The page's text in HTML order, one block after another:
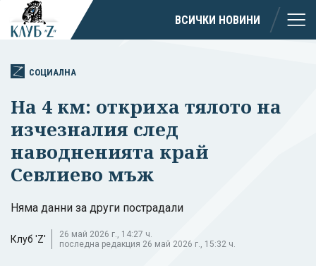
ВСИЧКИ НОВИНИ
СОЦИАЛНА
На 4 км: откриха тялото на
изчезналия след
наводненията край
Севлиево мъж
Няма данни за други пострадали
Клуб 'Z'
26 май 2026 г., 14:27 ч.
последна редакция 26 май 2026 г., 15:32 ч.